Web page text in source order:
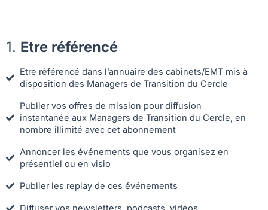
1. Etre référencé
Etre référencé dans l’annuaire des cabinets/EMT mis à
disposition des Managers de Transition du Cercle
Publier vos offres de mission pour diffusion
instantanée aux Managers de Transition du Cercle, en
nombre illimité avec cet abonnement
Annoncer les événements que vous organisez en
présentiel ou en visio
Publier les replay de ces événements